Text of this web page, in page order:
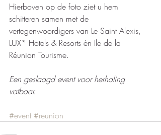
Hierboven op de foto ziet u hem
schitteren samen met de
vertegenwoordigers van Le Saint Alexis,
LUX* Hotels & Resorts én Ile de la
Réunion Tourisme.
Een geslaagd event voor herhaling
vatbaar.
#event #reunion